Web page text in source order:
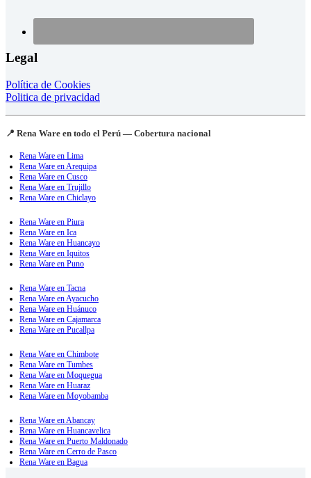
Legal
Política de Cookies
Politica de privacidad
📍 Rena Ware en todo el Perú — Cobertura nacional
Rena Ware en Lima
Rena Ware en Arequipa
Rena Ware en Cusco
Rena Ware en Trujillo
Rena Ware en Chiclayo
Rena Ware en Piura
Rena Ware en Ica
Rena Ware en Huancayo
Rena Ware en Iquitos
Rena Ware en Puno
Rena Ware en Tacna
Rena Ware en Ayacucho
Rena Ware en Huánuco
Rena Ware en Cajamarca
Rena Ware en Pucallpa
Rena Ware en Chimbote
Rena Ware en Tumbes
Rena Ware en Moquegua
Rena Ware en Huaraz
Rena Ware en Moyobamba
Rena Ware en Abancay
Rena Ware en Huancavelica
Rena Ware en Puerto Maldonado
Rena Ware en Cerro de Pasco
Rena Ware en Bagua